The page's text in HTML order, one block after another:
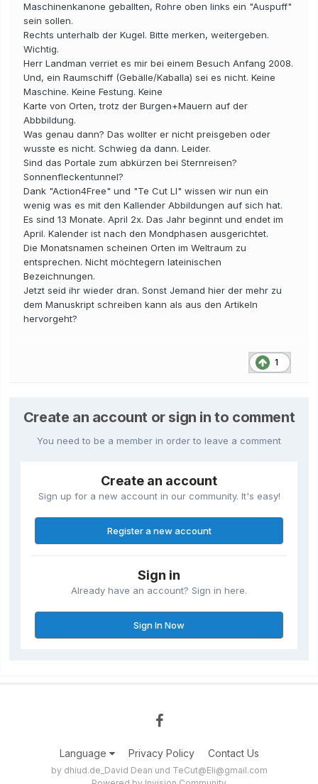
Maschinenkanone geballten, Rohre oben links ein "Auspuff"
sein sollen.
Rechts unterhalb der Kugel. Bitte merken, weitergeben.
Wichtig.
Herr Landman verriet es mir bei einem Besuch Anfang 2008.
Und, ein Raumschiff (Gebälle/Kaballa) sei es nicht. Keine
Maschine. Keine Festung. Keine
Karte von Orten, trotz der Burgen+Mauern auf der
Abbbildung.
Was genau dann? Das wollter er nicht preisgeben oder
wusste es nicht. Schwieg da dann. Leider.
Sind das Portale zum abkürzen bei Sternreisen?
Sonnenfleckentunnel?
Dank "Action4Free" und "Te Cut LI" wissen wir nun ein
wenig was es mit den Kallender Abbildungen auf sich hat.
Es sind 13 Monate. April 2x. Das Jahr beginnt und endet im
April. Kalender ist nach den Mondphasen ausgerichtet.
Die Monatsnamen scheinen Orten im Weltraum zu
entsprechen. Nicht möchtegern lateinischen
Bezeichnungen.
Jetzt seid ihr wieder dran. Sonst Jemand hier der mehr zu
dem Manuskript schreiben kann als aus den Artikeln
hervorgeht?
1
Create an account or sign in to comment
You need to be a member in order to leave a comment
Create an account
Sign up for a new account in our community. It's easy!
Register a new account
Sign in
Already have an account? Sign in here.
Sign In Now
Language Privacy Policy Contact Us
by dhiud.de_David Dean und TeCut@Eli@gmail.com